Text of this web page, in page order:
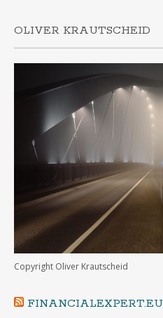
OLIVER KRAUTSCHEID
Copyright Oliver Krautscheid
FINANCIALEXPERT.EU